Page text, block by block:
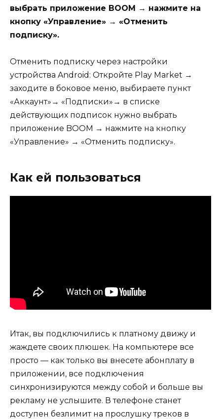
выбрать приложение BOOM → нажмите на
кнопку «Управление» → «Отменить
подписку».
Отменить подписку через настройки
устройства Android: Откройте Play Market →
заходите в боковое меню, выбираете пункт
«Аккаунт»→ «Подписки»→ в списке
действующих подписок нужно выбрать
приложение BOOM → нажмите на кнопку
«Управление» → «Отменить подписку».
Как ей пользоваться
Итак, вы подключились к платному движу и
жаждете своих плюшек. На компьютере все
просто — как только вы внесете абонплату в
приложении, все подключения
синхронизируются между собой и больше вы
рекламу не услышите. В телефоне станет
доступен безлимит на прослушку треков в